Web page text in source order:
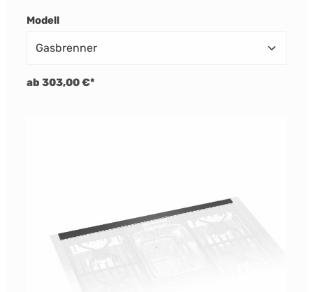
Modellauswählen
ab 303,00 €*